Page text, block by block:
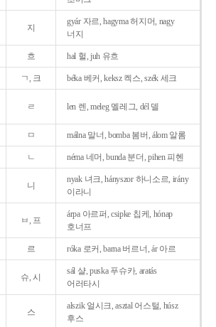
지
gyár 자르, hagyma 허지머, nagy
너지
흐 hal 헐, juh 유흐
ㄱ, 크 béka 베커, keksz 켁스, szék 세크
ㄹ len 렌, meleg 멜레그, dél 델
ㅁ málna 말너, bomba 봄버, álom 알롬
ㄴ néma 네머, bunda 분더, pihen 피헨
니
nyak 녀크, hányszor 하니소르, irány
이라니
ㅂ, 프
árpa 아르퍼, csipke 칩케, hónap
호너프
르 róka 로커, barna 버르너, ár 아르
슈, 시
sál 샬, puska 푸슈카, aratás
어러타시
스
alszik 얼시크, asztal 어스털, húsz
후스